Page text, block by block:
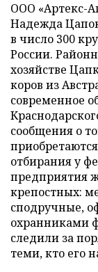
ООО «Артекс-
Надежда
в число 300
России.
хозяйстве
коров из
современное
сообщения о
отбирания у
предприятия
крепостных:
сподручные,
охранниками
следили за
теми, кто его